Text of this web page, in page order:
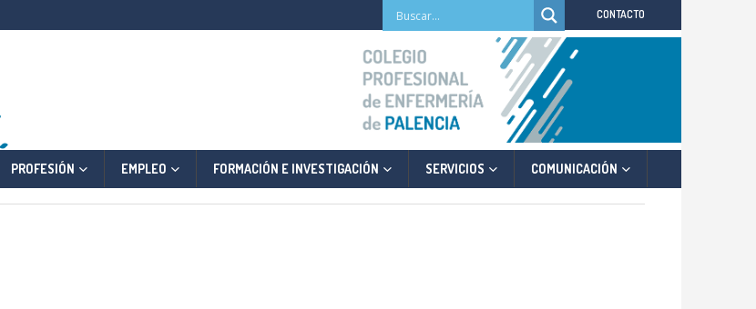
CONTACTO
PROFESIÓN EMPLEO FORMACIÓN E INVESTIGACIÓN SERVICIOS COMUNICACIÓN